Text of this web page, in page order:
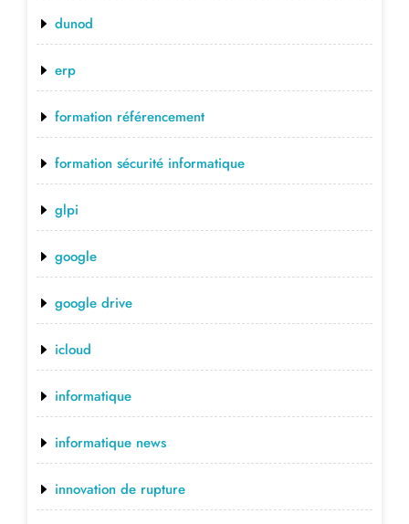
dunod
erp
formation référencement
formation sécurité informatique
glpi
google
google drive
icloud
informatique
informatique news
innovation de rupture